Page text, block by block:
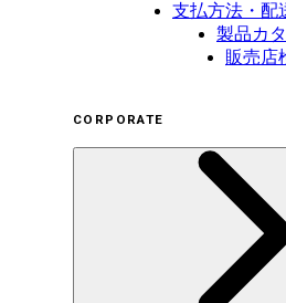
支払方法・配
製品カ
販売店
CORPORATE